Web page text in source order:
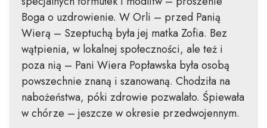
Boga o uzdrowienie. W Orli – przed Panią
Wierą – Szeptuchą była jej matka Zofia. Bez
wątpienia, w lokalnej społeczności, ale też i
poza nią – Pani Wiera Popławska była osobą
powszechnie znaną i szanowaną. Chodziła na
nabożeństwa, póki zdrowie pozwalało. Śpiewała
w chórze – jeszcze w okresie przedwojennym.